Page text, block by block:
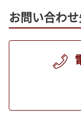
お問い合わ